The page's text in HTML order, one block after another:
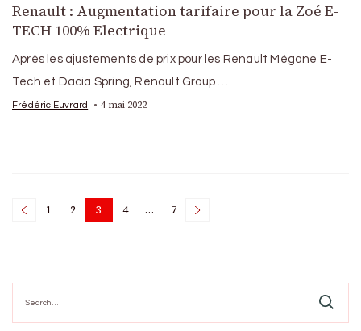
Renault : Augmentation tarifaire pour la Zoé E-
TECH 100% Electrique
Après les ajustements de prix pour les Renault Mégane E-
Tech et Dacia Spring, Renault Group …
Frédéric Euvrard 4 mai 2022
Posts
Page
1 Page
2 Page
3 Page
4 … Page
7
for: